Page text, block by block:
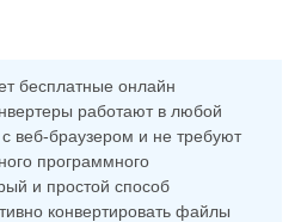
бесплатные онлайн
работают в любой
веб-браузером и не требуют
программного
и простой способ
конвертировать файлы